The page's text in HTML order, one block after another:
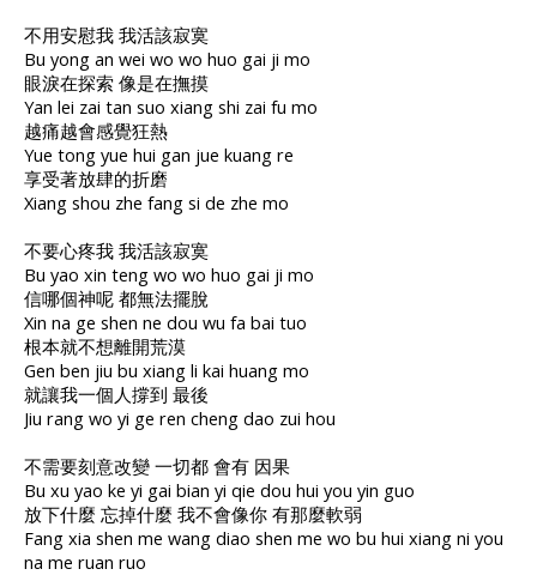
不用安慰我 我活該寂寞
Bu yong an wei wo wo huo gai ji mo
眼淚在探索 像是在撫摸
Yan lei zai tan suo xiang shi zai fu mo
越痛越會感覺狂熱
Yue tong yue hui gan jue kuang re
享受著放肆的折磨
Xiang shou zhe fang si de zhe mo
不要心疼我 我活該寂寞
Bu yao xin teng wo wo huo gai ji mo
信哪個神呢 都無法擺脫
Xin na ge shen ne dou wu fa bai tuo
根本就不想離開荒漠
Gen ben jiu bu xiang li kai huang mo
就讓我一個人撐到 最後
Jiu rang wo yi ge ren cheng dao zui hou
不需要刻意改變 一切都 會有 因果
Bu xu yao ke yi gai bian yi qie dou hui you yin guo
放下什麼 忘掉什麼 我不會像你 有那麼軟弱
Fang xia shen me wang diao shen me wo bu hui xiang ni you
na me ruan ruo